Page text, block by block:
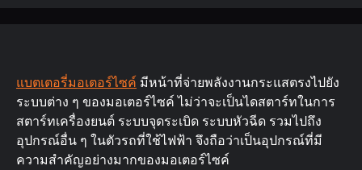
แบตเตอรี่มอเตอร์ไซค์ มีหน้าที่จ่ายพลังงานกระแสตรงไปยัง
ระบบต่าง ๆ ของมอเตอร์ไซค์ ไม่ว่าจะเป็นไดสตาร์ทในการ
สตาร์ทเครื่องยนต์ ระบบจุดระเบิด ระบบหัวฉีด รวมไปถึง
อุปกรณ์อื่น ๆ ในตัวรถที่ใช้ไฟฟ้า จึงถือว่าเป็นอุปกรณ์ที่มี
ความสำคัญอย่างมากของมอเตอร์ไซค์